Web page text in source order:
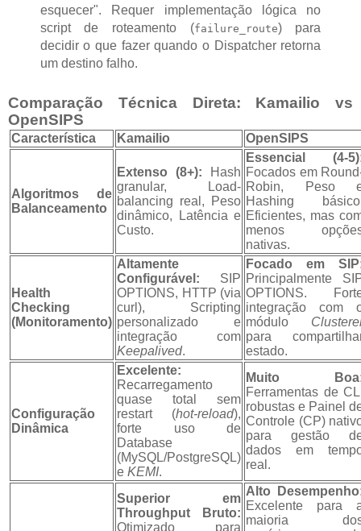
esquecer". Requer implementação lógica no
script de roteamento (failure_route) para
decidir o que fazer quando o Dispatcher retorna
um destino falho.
Comparação Técnica Direta: Kamailio vs
OpenSIPS
Característica Kamailio OpenSIPS
Algoritmos de
Balanceamento
Extenso (8+): Hash
granular, Load-
balancing real, Peso
dinâmico, Latência e
Custo.
Essencial (4-
Focados em
Robin, Peso
Hashing
Eficientes, mas
menos
nativas.
Health
Checking
(Monitoramento)
Altamente
Configurável: SIP
OPTIONS, HTTP (via
curl), Scripting
personalizado e
integração com
Keepalived.
Focado em
Principalmente
OPTIONS.
integração com
módulo
para
estado.
Configuração
Dinâmica
Excelente:
Recarregamento
quase total sem
restart (hot-reload),
forte uso de
Database
(MySQL/PostgreSQL)
e KEMI.
Muito
Ferramentas de
robustas e Painel
Controle (CP)
para gestão
dados em
real.
Superior em
Throughput Bruto:
Otimizado para
Alto
Excelente para
maioria